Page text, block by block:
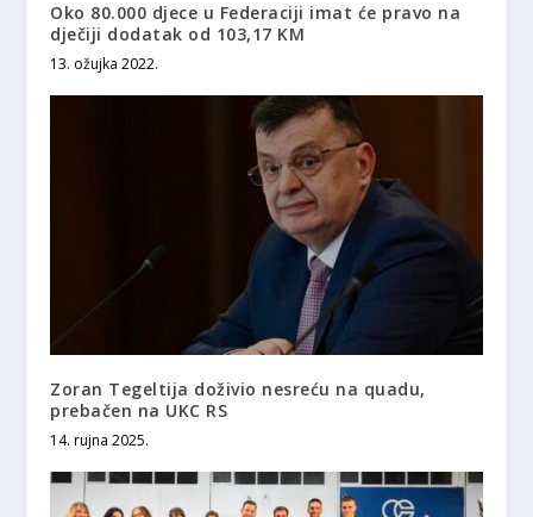
Oko 80.000 djece u Federaciji imat će pravo na
dječiji dodatak od 103,17 KM
13. ožujka 2022.
Zoran Tegeltija doživio nesreću na quadu,
prebačen na UKC RS
14. rujna 2025.